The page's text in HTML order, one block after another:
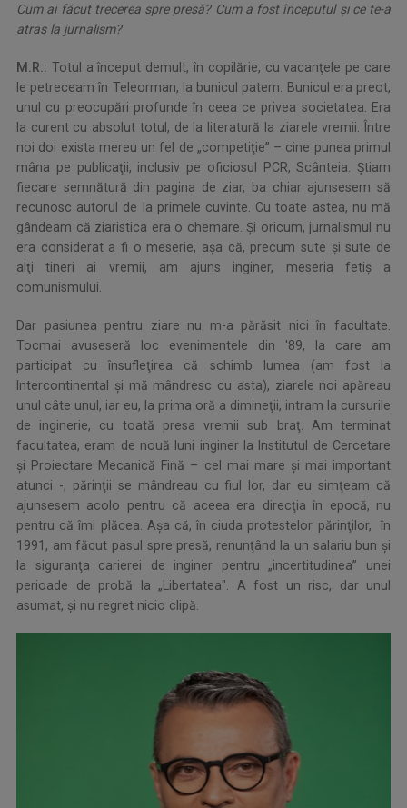
Cum ai făcut trecerea spre presă? Cum a fost începutul şi ce te-a
atras la jurnalism?
M.R.: Totul a început demult, în copilărie, cu vacanţele pe care
le petreceam în Teleorman, la bunicul patern. Bunicul era preot,
unul cu preocupări profunde în ceea ce privea societatea. Era
la curent cu absolut totul, de la literatură la ziarele vremii. Între
noi doi exista mereu un fel de „competiţie” – cine punea primul
mâna pe publicaţii, inclusiv pe oficiosul PCR, Scânteia. Ştiam
fiecare semnătură din pagina de ziar, ba chiar ajunsesem să
recunosc autorul de la primele cuvinte. Cu toate astea, nu mă
gândeam că ziaristica era o chemare. Şi oricum, jurnalismul nu
era considerat a fi o meserie, aşa că, precum sute şi sute de
alţi tineri ai vremii, am ajuns inginer, meseria fetiş a
comunismului.
Dar pasiunea pentru ziare nu m-a părăsit nici în facultate.
Tocmai avuseseră loc evenimentele din '89, la care am
participat cu însufleţirea că schimb lumea (am fost la
Intercontinental şi mă mândresc cu asta), ziarele noi apăreau
unul câte unul, iar eu, la prima oră a dimineţii, intram la cursurile
de inginerie, cu toată presa vremii sub braţ. Am terminat
facultatea, eram de nouă luni inginer la Institutul de Cercetare
şi Proiectare Mecanică Fină – cel mai mare şi mai important
atunci -, părinţii se mândreau cu fiul lor, dar eu simţeam că
ajunsesem acolo pentru că aceea era direcţia în epocă, nu
pentru că îmi plăcea. Aşa că, în ciuda protestelor părinţilor, în
1991, am făcut pasul spre presă, renunţând la un salariu bun şi
la siguranţa carierei de inginer pentru „incertitudinea” unei
perioade de probă la „Libertatea". A fost un risc, dar unul
asumat, şi nu regret nicio clipă.